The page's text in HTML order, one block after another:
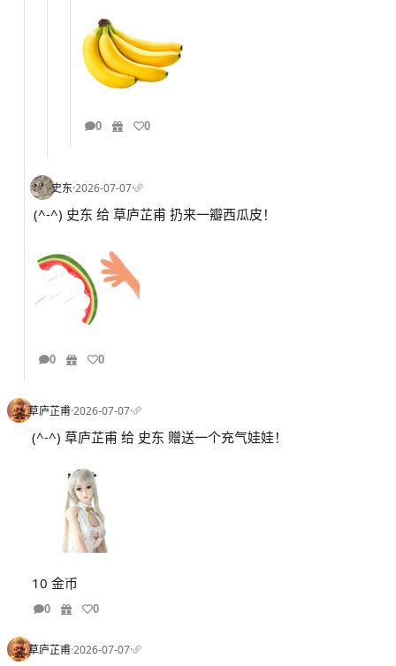
0 0
史东·2026-07-07·
(^-^) 史东 给 草庐芷甫 扔来一瓣西瓜皮！
0 0
草庐芷甫·2026-07-07·
(^-^) 草庐芷甫 给 史东 赠送一个充气娃娃！
10 金币
0 0
草庐芷甫·2026-07-07·